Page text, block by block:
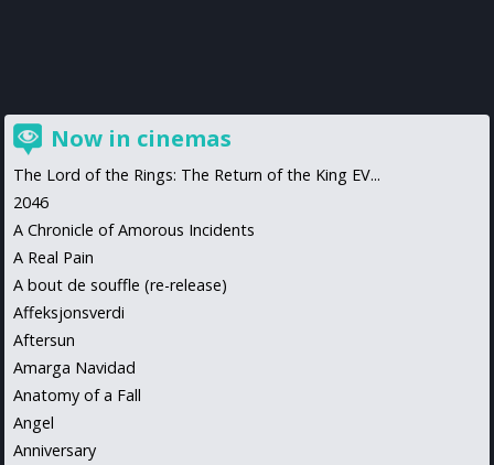
Now in cinemas
The Lord of the Rings: The Return of the King EV...
2046
A Chronicle of Amorous Incidents
A Real Pain
A bout de souffle (re-release)
Affeksjonsverdi
Aftersun
Amarga Navidad
Anatomy of a Fall
Angel
Anniversary